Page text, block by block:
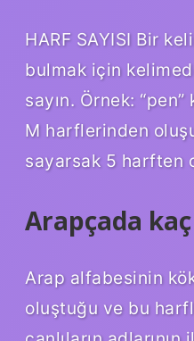
HARF SAYISI Bir
bulmak için
sayın. Örnek:
M harflerinden
sayarsak 5 harften
Arapçada
Arap alfabesinin
oluştuğu ve bu